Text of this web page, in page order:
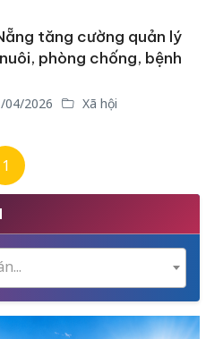
tăng cường quản lý
phòng chống, bệnh
04/2026 Xã hội
1